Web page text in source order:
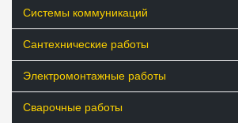
Системы коммуникаций
Сантехнические работы
Электромонтажные работы
Сварочные работы